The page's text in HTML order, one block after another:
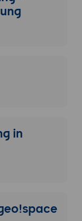
in